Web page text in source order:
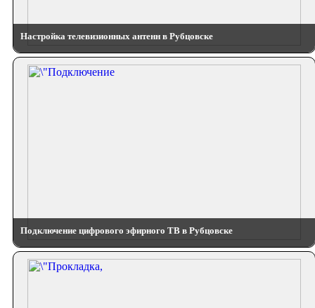
Настройка телевизионных антенн в Рубцовске
Подключение цифрового эфирного ТВ в Рубцовске